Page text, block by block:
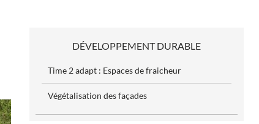
DÉVELOPPEMENT DURABLE
Time 2 adapt : Espaces de fraicheur
Végétalisation des façades